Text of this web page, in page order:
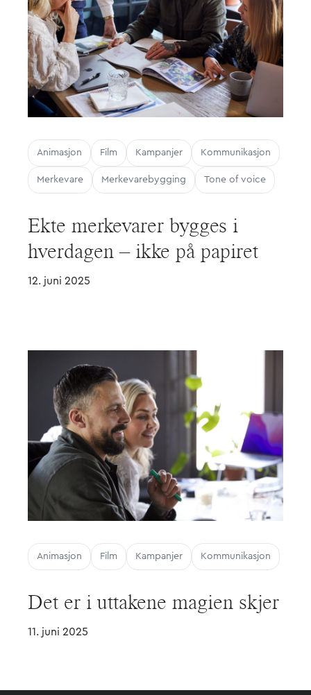
Animasjon Film Kampanjer Kommunikasjon
Merkevare Merkevarebygging Tone of voice
Ekte merkevarer bygges i
hverdagen – ikke på papiret
12. juni 2025
Animasjon Film Kampanjer Kommunikasjon
Det er i uttakene magien skjer
11. juni 2025